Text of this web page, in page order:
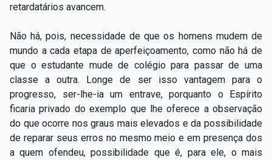
retardatários avancem.
Não há, pois, necessidade de que os homens mudem de
mundo a cada etapa de aperfeiçoamento, como não há de
que o estudante mude de colégio para passar de uma
classe a outra. Longe de ser isso vantagem para o
progresso, ser-­lhe­-ia um entrave, porquanto o Espírito
ficaria privado do exemplo que lhe oferece a observação
do que ocorre nos graus mais elevados e da possibilidade
de reparar seus erros no mesmo meio e em presença dos
a quem ofendeu, possibilidade que é, paraele, o mais